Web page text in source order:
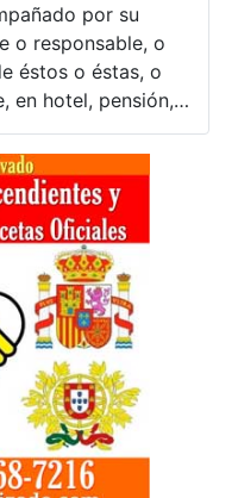
por su
o responsable, o
éstos o éstas, o
en hotel, pensión,…